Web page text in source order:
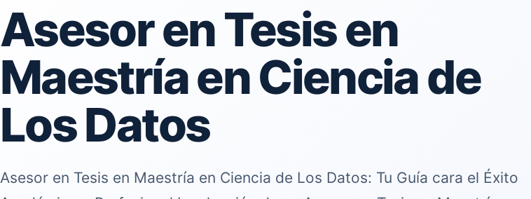
Asesor en Tesis en
Maestría en Ciencia de
Los Datos
Asesor en Tesis en Maestría en Ciencia de Los Datos: Tu Guía cara el Éxito